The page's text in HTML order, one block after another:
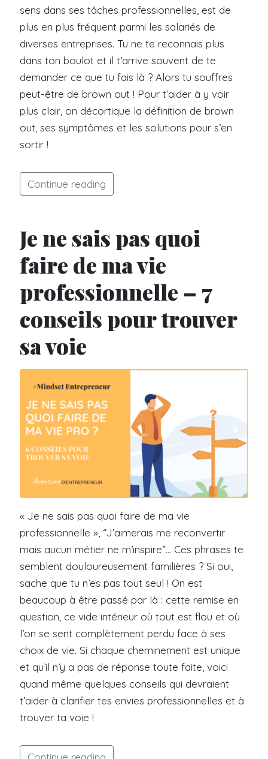
sens dans ses tâches professionnelles, est de
plus en plus fréquent parmi les salariés de
diverses entreprises. Tu ne te reconnais plus
dans ton boulot et il t’arrive souvent de te
demander ce que tu fais là ? Alors tu souffres
peut-être de brown out ! Pour t’aider à y voir
plus clair, on décortique la définition de brown
out, ses symptômes et les solutions pour s’en
sortir !
Continue reading
Je ne sais pas quoi
faire de ma vie
professionnelle – 7
conseils pour trouver
sa voie
« Je ne sais pas quoi faire de ma vie
professionnelle », “J’aimerais me reconvertir
mais aucun métier ne m’inspire”… Ces phrases te
semblent douloureusement familières ? Si oui,
sache que tu n’es pas tout seul ! On est
beaucoup à être passé par là : cette remise en
question, ce vide intérieur où tout est flou et où
l’on se sent complètement perdu face à ses
choix de vie. Si chaque cheminement est unique
et qu’il n’y a pas de réponse toute faite, voici
quand même quelques conseils qui devraient
t’aider à clarifier tes envies professionnelles et à
trouver ta voie !